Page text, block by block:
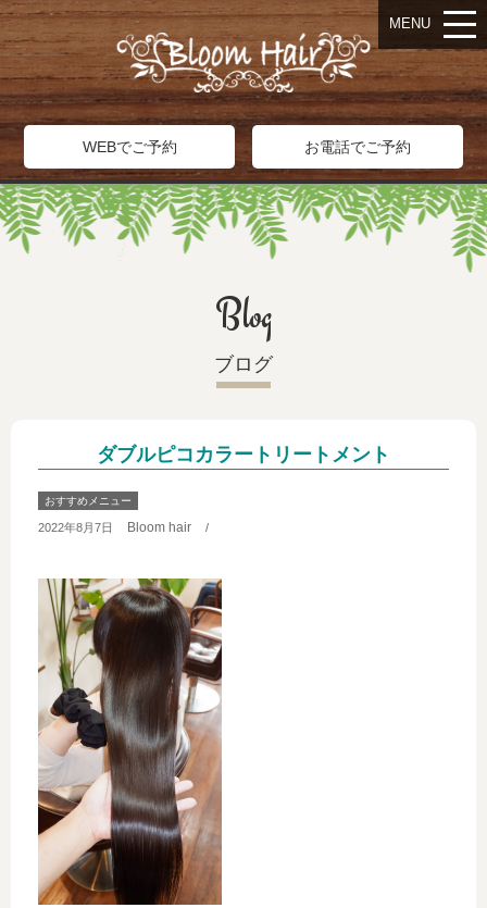
WEBでご予約 お電話でご予約
MENU
Blog
ブログ
ダブルピコカラートリートメント
おすすめメニュー
2022年8月7日 Bloom hair /